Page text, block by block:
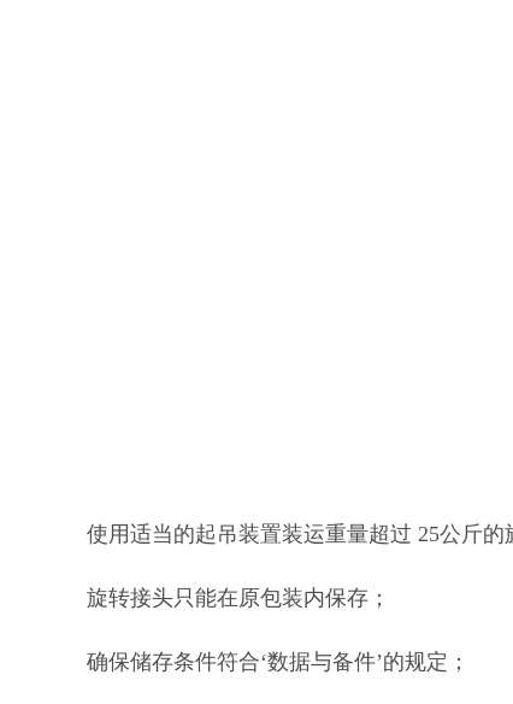
使用适当的起吊装置装运重量超过 25公斤的
旋转接头只能在原包装内保存；
确保储存条件符合‘数据与备件’的规定；